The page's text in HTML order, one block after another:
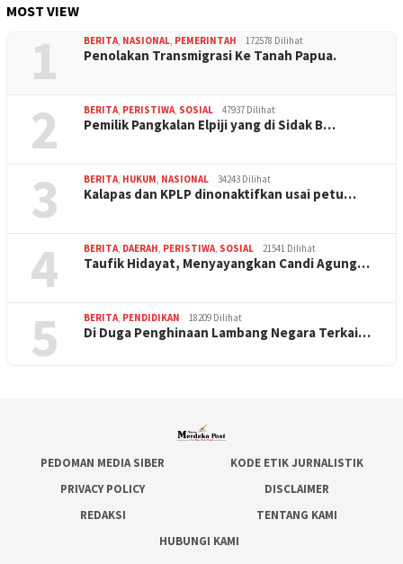
MOST VIEW
1 BERITA NASIONAL PEMERINTAH 172578 Dilihat
Penolakan Transmigrasi Ke Tanah Papua.
2 BERITA PERISTIWA SOSIAL 47937 Dilihat
Pemilik Pangkalan Elpiji yang di Sidak B…
3 BERITA HUKUM NASIONAL 34243 Dilihat
Kalapas dan KPLP dinonaktifkan usai petu…
4 BERITA DAERAH PERISTIWA SOSIAL 21541 Dilihat
Taufik Hidayat, Menyayangkan Candi Agung…
5 BERITA PENDIDIKAN 18209 Dilihat
Di Duga Penghinaan Lambang Negara Terkai…
PEDOMAN MEDIA SIBER
KODE ETIK JURNALISTIK
PRIVACY POLICY
DISCLAIMER
REDAKSI
TENTANG KAMI
HUBUNGI KAMI